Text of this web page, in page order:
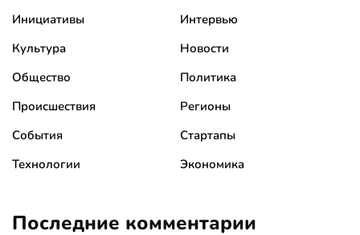
Инициативы
Интервью
Культура
Новости
Общество
Политика
Происшествия
Регионы
События
Стартапы
Технологии
Экономика
Последние комментарии